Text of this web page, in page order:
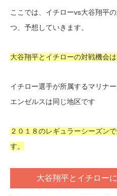
ここでは、イチローvs大谷翔平
つ、予想していきます。
大谷翔平とイチローの対戦機会
イチロー選手が所属するマリナ
エンゼルスは同じ地区です
２０１８のレギュラーシーズン
す。
大谷翔平とイチロー